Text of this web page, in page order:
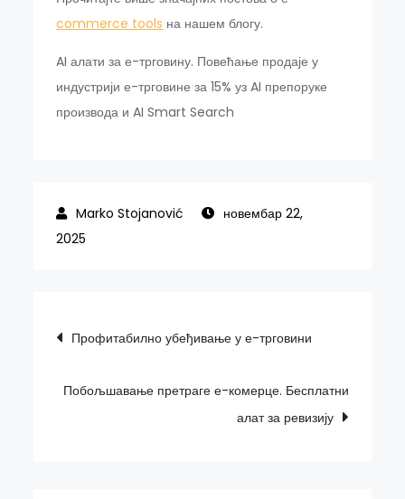
commerce tools на нашем блогу.
AI алати за е-трговину. Повећање продаје у
индустрији е-трговине за 15% уз AI препоруке
производа и AI Smart Search
новембар 22,
2025
Кретање
чланка
Профитабилно убеђивање у е-трговини
Побољшавање претраге е-комерце. Бесплатни
алат за ревизију